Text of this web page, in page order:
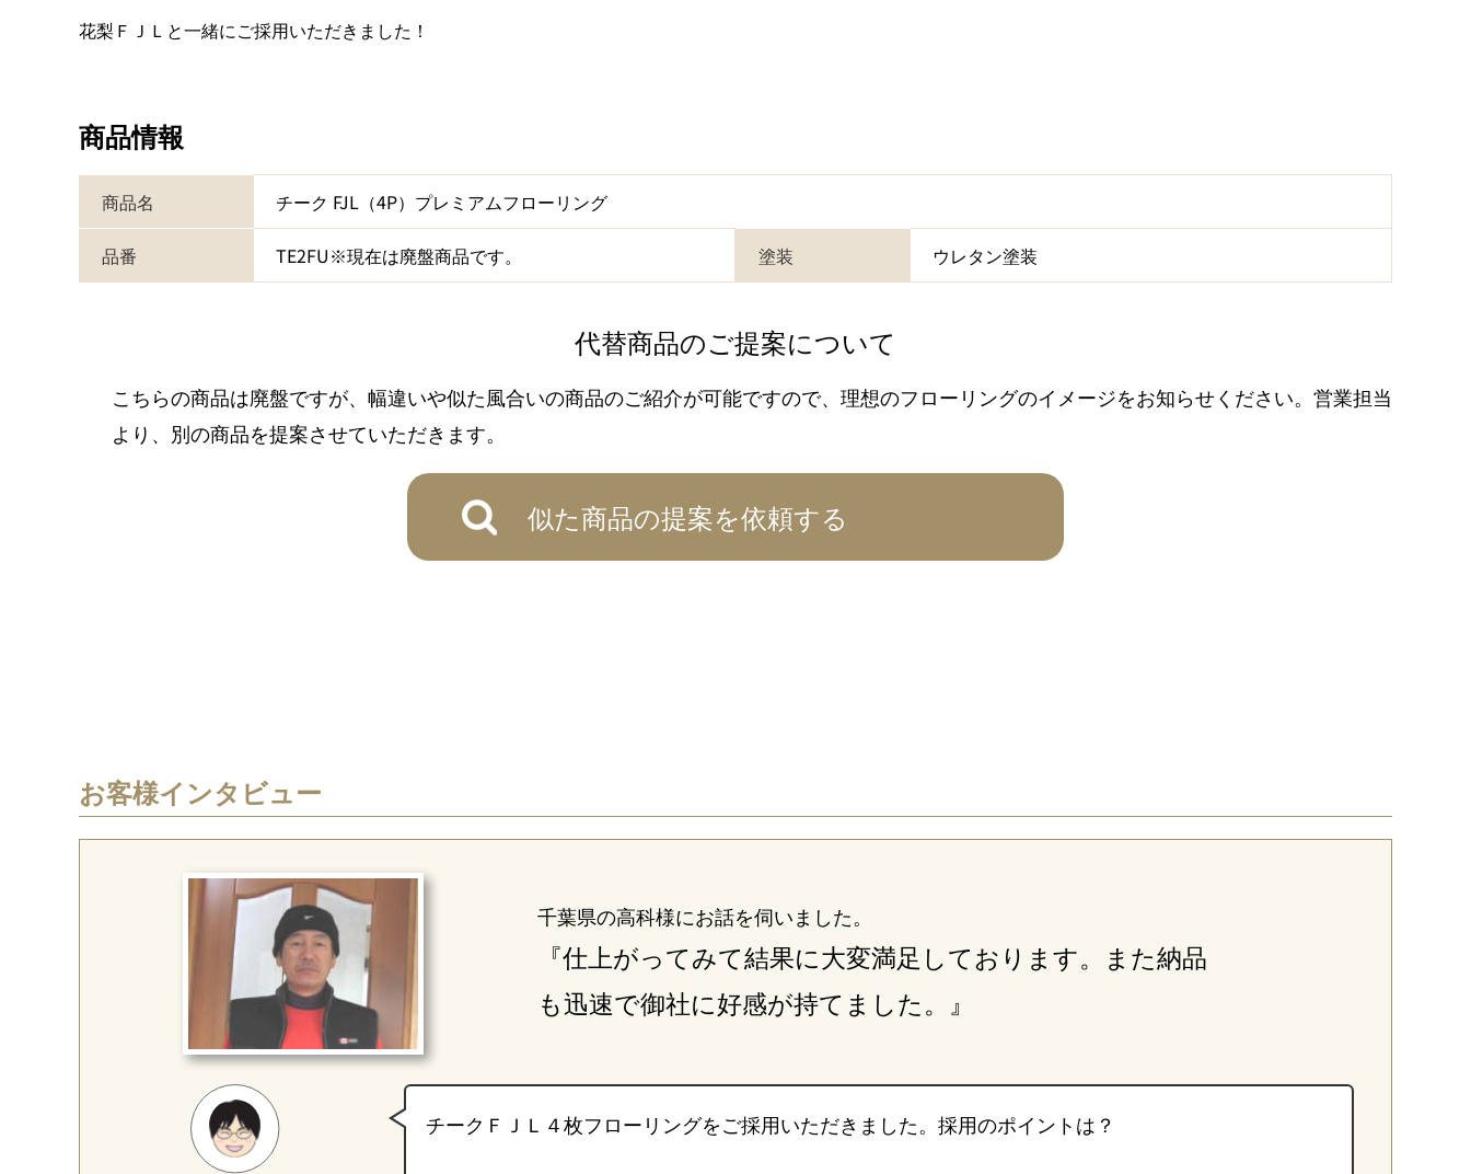
花梨ＦＪＬと一緒にご採用いただきました！
商品情報
商品名 チーク FJL（4P）プレミアムフローリング
品番 TE2FU※現在は廃盤商品です。 塗装 ウレタン塗装
代替商品のご提案について
こちらの商品は廃盤ですが、幅違いや似た風合いの商品のご紹介が可能ですので、理想のフローリングのイメージをお知らせください。営業担当
より、別の商品を提案させていただきます。
似た商品の提案を依頼する
お客様インタビュー
千葉県の高科様にお話を伺いました。
『仕上がってみて結果に大変満足しております。また納品
も迅速で御社に好感が持てました。』
チークＦＪＬ４枚フローリングをご採用いただきました。採用のポイントは？